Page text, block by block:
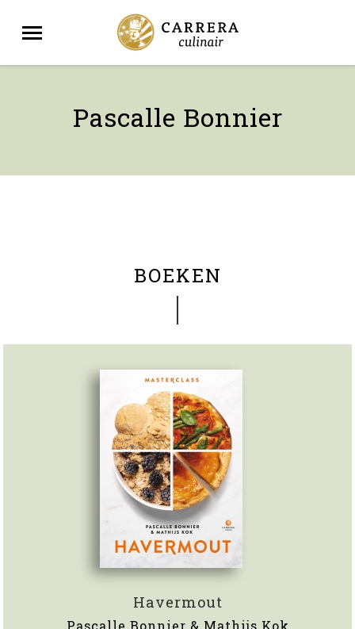
Pascalle Bonnier
BOEKEN
Havermout
Pascalle Bonnier & Mathijs Kok